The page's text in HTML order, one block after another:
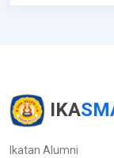
IKA
Ikatan Alumni